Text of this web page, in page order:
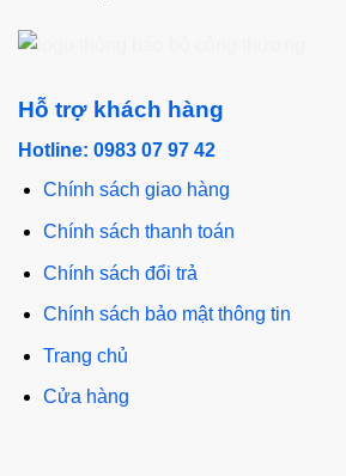
Hỗ trợ khách hàng
Hotline: 0983 07 97 42
Chính sách giao hàng
Chính sách thanh toán
Chính sách đổi trả
Chính sách bảo mật thông tin
Trang chủ
Cửa hàng